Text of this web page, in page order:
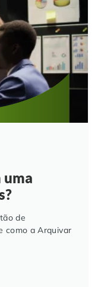
uma
de
como a Arquivar